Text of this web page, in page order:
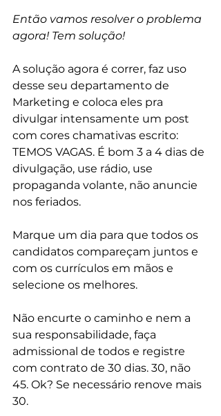
Então vamos resolver o problema
agora! Tem solução!
A solução agora é correr, faz uso
desse seu departamento de
Marketing e coloca eles pra
divulgar intensamente um post
com cores chamativas escrito:
TEMOS VAGAS. É bom 3 a 4 dias de
divulgação, use rádio, use
propaganda volante, não anuncie
nos feriados.
Marque um dia para que todos os
candidatos compareçam juntos e
com os currículos em mãos e
selecione os melhores.
Não encurte o caminho e nem a
sua responsabilidade, faça
admissional de todos e registre
com contrato de 30 dias. 30, não
45. Ok? Se necessário renove mais
30.